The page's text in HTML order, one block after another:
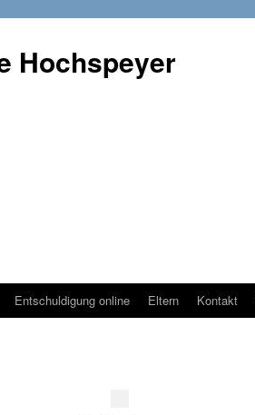
Hochspeyer
Entschuldigung online Eltern Kontakt